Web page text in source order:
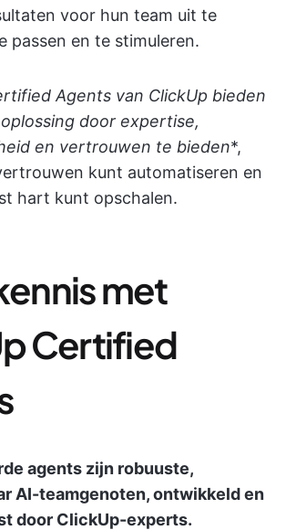
voor hun team uit te
passen en te stimuleren.
Agents van ClickUp bieden
door expertise,
en vertrouwen te bieden*,
kunt automatiseren en
hart kunt opschalen.
met
Certified
agents zijn robuuste,
AI-teamgenoten, ontwikkeld en
door ClickUp-experts.